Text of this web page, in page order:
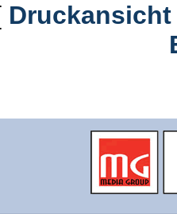
Druckansicht